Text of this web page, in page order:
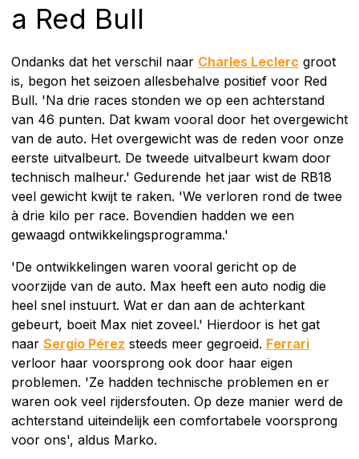
a Red Bull
Ondanks dat het verschil naar Charles Leclerc groot
is, begon het seizoen allesbehalve positief voor Red
Bull. 'Na drie races stonden we op een achterstand
van 46 punten. Dat kwam vooral door het overgewicht
van de auto. Het overgewicht was de reden voor onze
eerste uitvalbeurt. De tweede uitvalbeurt kwam door
technisch malheur.' Gedurende het jaar wist de RB18
veel gewicht kwijt te raken. 'We verloren rond de twee
à drie kilo per race. Bovendien hadden we een
gewaagd ontwikkelingsprogramma.'
'De ontwikkelingen waren vooral gericht op de
voorzijde van de auto. Max heeft een auto nodig die
heel snel instuurt. Wat er dan aan de achterkant
gebeurt, boeit Max niet zoveel.' Hierdoor is het gat
naar Sergio Pérez steeds meer gegroeid. Ferrari
verloor haar voorsprong ook door haar eigen
problemen. 'Ze hadden technische problemen en er
waren ook veel rijdersfouten. Op deze manier werd de
achterstand uiteindelijk een comfortabele voorsprong
voor ons', aldus Marko.